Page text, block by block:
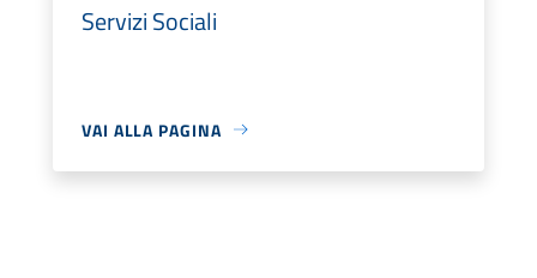
Servizi Sociali
VAI ALLA PAGINA